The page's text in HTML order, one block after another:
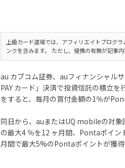
上級カード道場では、アフィリエイトプログ
ンクを含みます。 ただし、提携の有無が記事
au カブコム証券、auフィナンシャル
PAY カード」決済で投資信託の積立
をすると、毎月の買付金額の1％が
同日から、auまたはUQ mobileの対
の最大4 ％を12 ヶ月間、Pontaポイン
月間で最大5%のPontaポイントが獲得